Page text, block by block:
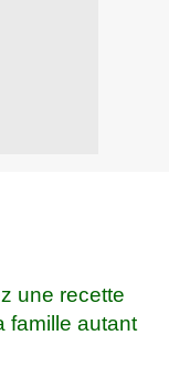
une recette
famille autant